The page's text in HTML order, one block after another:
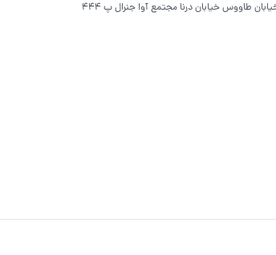
طاووس خیابان درنا مجتمع آوا جنرال پ 444